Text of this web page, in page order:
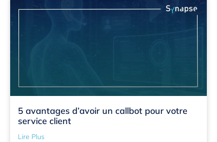
5 avantages d’avoir un callbot pour votre
service client
Lire Plus